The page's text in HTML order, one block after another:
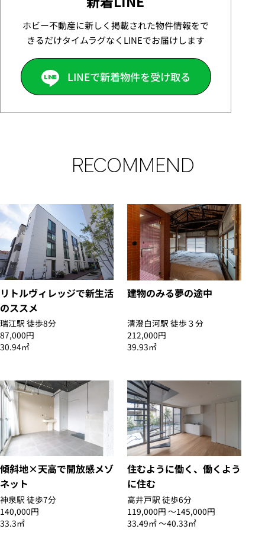
ホビー不動産に新しく掲載された物件情報をで
きるだけタイムラグなくLINEでお届けします
LINEで新着物件を受け取る
RECOMMEND
リトルヴィレッジで新生活
のススメ
瑞江駅 徒歩8分
87,000円
30.94㎡
建物のみる夢の途中
清澄白河駅 徒歩３分
212,000円
39.93㎡
傾斜地×天高で開放感メゾ
ネット
神泉駅 徒歩7分
140,000円
33.3㎡
住むように働く、働くよう
に住む
高井戸駅 徒歩6分
119,000円 〜145,000円
33.49㎡ 〜40.33㎡